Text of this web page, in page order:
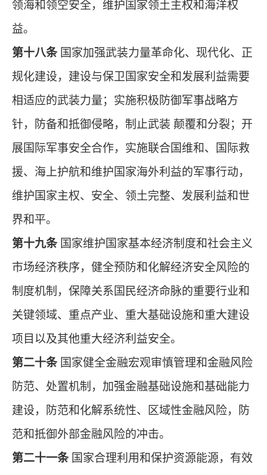
领海和领空安全，维护国家领土主权和海洋权
益。
第十八条国家加强武装力量革命化、现代化、正
规化建设，建设与保卫国家安全和发展利益需要
相适应的武装力量；实施积极防御军事战略方
针，防备和抵御侵略，制止武装 颠覆和分裂；开
展国际军事安全合作，实施联合国维和、国际救
援、海上护航和维护国家海外利益的军事行动，
维护国家主权、安全、领土完整、发展利益和世
界和平。
第十九条国家维护国家基本经济制度和社会主义
市场经济秩序，健全预防和化解经济安全风险的
制度机制，保障关系国民经济命脉的重要行业和
关键领域、重点产业、重大基础设施和重大建设
项目以及其他重大经济利益安全。
第二十条国家健全金融宏观审慎管理和金融风险
防范、处置机制，加强金融基础设施和基础能力
建设，防范和化解系统性、区域性金融风险，防
范和抵御外部金融风险的冲击。
第二十一条国家合理利用和保护资源能源，有效